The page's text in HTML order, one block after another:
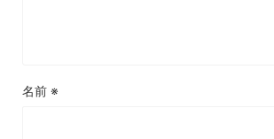
名前 ※